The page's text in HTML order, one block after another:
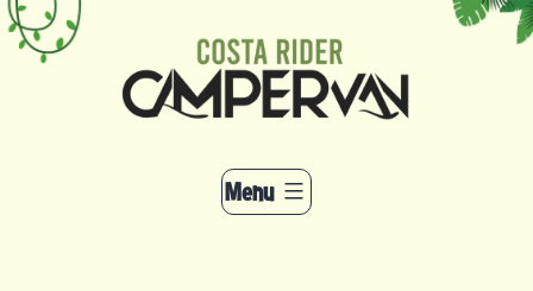
contenu
Menu